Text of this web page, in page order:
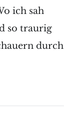
ich sah
so traurig
durch